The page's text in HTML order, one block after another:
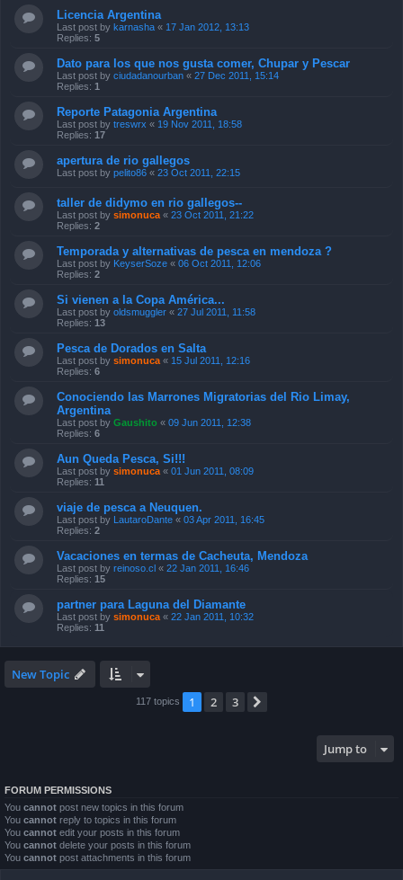
Licencia Argentina
Last post by karnasha « 17 Jan 2012, 13:13
Replies: 5
Dato para los que nos gusta comer, Chupar y Pescar
Last post by ciudadanourban « 27 Dec 2011, 15:14
Replies: 1
Reporte Patagonia Argentina
Last post by treswrx « 19 Nov 2011, 18:58
Replies: 17
apertura de rio gallegos
Last post by pelito86 « 23 Oct 2011, 22:15
taller de didymo en rio gallegos--
Last post by simonuca « 23 Oct 2011, 21:22
Replies: 2
Temporada y alternativas de pesca en mendoza ?
Last post by KeyserSoze « 06 Oct 2011, 12:06
Replies: 2
Si vienen a la Copa América...
Last post by oldsmuggler « 27 Jul 2011, 11:58
Replies: 13
Pesca de Dorados en Salta
Last post by simonuca « 15 Jul 2011, 12:16
Replies: 6
Conociendo las Marrones Migratorias del Rio Limay,
Argentina
Last post by Gaushito « 09 Jun 2011, 12:38
Replies: 6
Aun Queda Pesca, Si!!!
Last post by simonuca « 01 Jun 2011, 08:09
Replies: 11
viaje de pesca a Neuquen.
Last post by LautaroDante « 03 Apr 2011, 16:45
Replies: 2
Vacaciones en termas de Cacheuta, Mendoza
Last post by reinoso.cl « 22 Jan 2011, 16:46
Replies: 15
partner para Laguna del Diamante
Last post by simonuca « 22 Jan 2011, 10:32
Replies: 11
New Topic
117 topics 1 2 3
Jump to
FORUM PERMISSIONS
You cannot post new topics in this forum
You cannot reply to topics in this forum
You cannot edit your posts in this forum
You cannot delete your posts in this forum
You cannot post attachments in this forum